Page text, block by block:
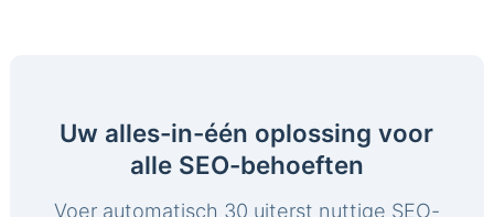
Uw alles-in-één oplossing voor
alle SEO-behoeften
Voer automatisch 30 uiterst nuttige SEO-